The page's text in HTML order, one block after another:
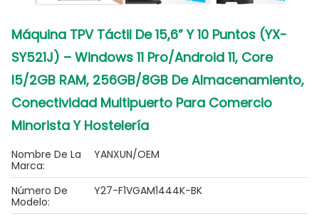
Máquina TPV Táctil De 15,6” Y 10 Puntos (YX-
SY521J) – Windows 11 Pro/Android 11, Core
I5/2GB RAM, 256GB/8GB De Almacenamiento,
Conectividad Multipuerto Para Comercio
Minorista Y Hostelería
Nombre De La
Marca:
YANXUN/OEM
Número De
Modelo:
Y27-F1VGAM1444K-BK